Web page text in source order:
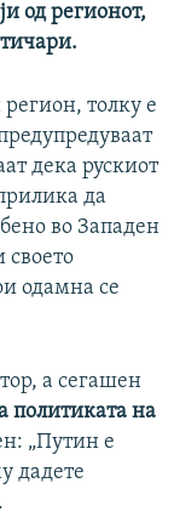
од регионот,
толку е
дека рускиот
да
во Западен
своето
одамна се
а сегашен
политиката на
„Путин е
дадете